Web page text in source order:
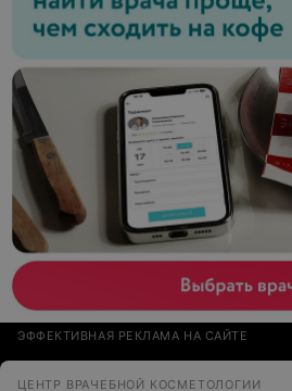
ЭФФЕКТИВНАЯ РЕКЛАМА НА САЙТЕ
ЦЕНТР ВРАЧЕБНОЙ КОСМЕТОЛОГИИ